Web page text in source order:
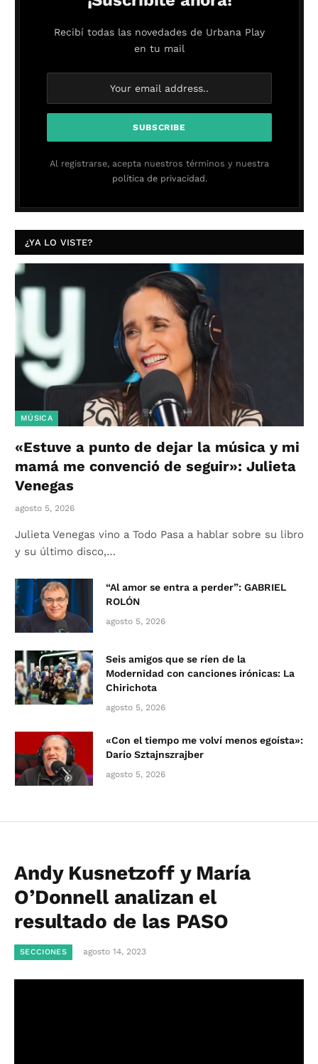
Recibí todas las novedades de Urbana Play
en tu mail
Al registrarse, acepta nuestros términos y nuestra
política de privacidad.
¿YA LO VISTE?
MÚSICA
«Estuve a punto de dejar la música y mi
mamá me convenció de seguir»: Julieta
Venegas
agosto 5, 2026
Julieta Venegas vino a Todo Pasa a hablar sobre su libro
y su último disco,…
“Al amor se entra a perder”: GABRIEL
ROLÓN
agosto 5, 2026
Seis amigos que se ríen de la
Modernidad con canciones irónicas: La
Chirichota
agosto 5, 2026
«Con el tiempo me volví menos egoísta»:
Darío Sztajnszrajber
agosto 5, 2026
Andy Kusnetzoff y María
O’Donnell analizan el
resultado de las PASO
SECCIONES agosto 14, 2023